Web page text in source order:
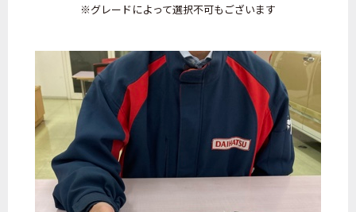
※グレードによって選択不可もございます